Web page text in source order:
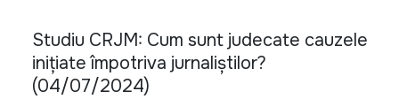
Studiu CRJM: Cum sunt judecate cauzele
inițiate împotriva jurnaliștilor?
(04/07/2024)